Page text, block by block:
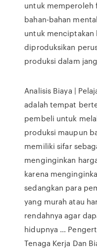
untuk memperoleh
bahan-bahan
untuk menciptakan
diproduksikan
produksi dalam
Analisis Biaya |
adalah tempat
pembeli untuk
produksi maupun
memiliki sifar
menginginkan
karena
sedangkan para
yang murah atau
rendahnya agar
hidupnya …
Tenaga Kerja Dan